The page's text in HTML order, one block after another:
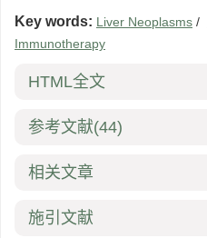
Key words: Liver Neoplasms /
Immunotherapy
HTML全文
参考文献(44)
相关文章
施引文献